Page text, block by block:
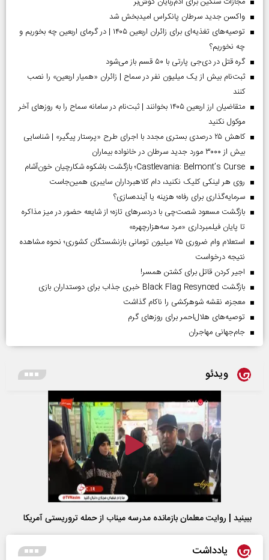
واکسن جدید سرطان پانکراس امیدبخش شد
توصیه‌های تغذیه‌ای برای زائران اربعین ۱۴۰۵ | در گرمای اربعین چه بخوریم و
چه نخوریم؟
گره قتل در دی‌جی پارتی با ۵۰ قسم باز می‌شود
ثبت‌نام بیش از یک میلیون نفر در سماح | زائران «همیار اربعین» را نصب
کنند
متقاضیان ارز اربعین ۱۴۰۵ بخوانند | ثبت‌نام در سامانه سماح را به روز‌های آخر
موکول نکنید
کاهش ۲۵ درصدی بستری مجدد با اجرای طرح «پرستار پیگیر» | شناسایی
بیش از ۳۰۰۰ مورد جدید سرطان در خانواده بیماران
Castlevania: Belmont’s Curse؛ بازگشت باشکوه شکارچیان خون‌آشام
روی هر لینکی کلیک نکنید، دام کلاهبرداران سایبری همین‌جاست
سرمایه‌گذاری برای رفاه؛ هزینه یا آینده‌سازی؟
بازگشت مسعود شصت‌چی با دردسر‌های تازه؛ از شایعه حضور در میز مذاکره
تا پایان فیلمبرداری «مرد سه‌هزارچهره»
استعلام وام ضروری ۷۵ میلیون تومانی بازنشستگان کشوری؛ نحوه مشاهده
نتیجه درخواست
اجیر کردن قاتل برای کشتن همسر!
بازگشت Black Flag Resynced خبری جذاب برای دوستداران بازی
معجزه، نقشه شوهرکشی را ناکام گذاشت
توصیه‌های هلال‌احمر برای روز‌های گرم
جام‌جهانی مهاجران
ویدئو
ببینید | روایت معلمان بازمانده مدرسه میناب از حمله تروریستی آمریکا
یادداشت